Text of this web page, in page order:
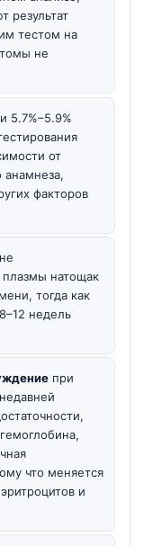
результат
тестом на
не
5.7%–5.9%
от
анамнеза,
факторов
натощак
тогда как
недель
при
что меняется
и